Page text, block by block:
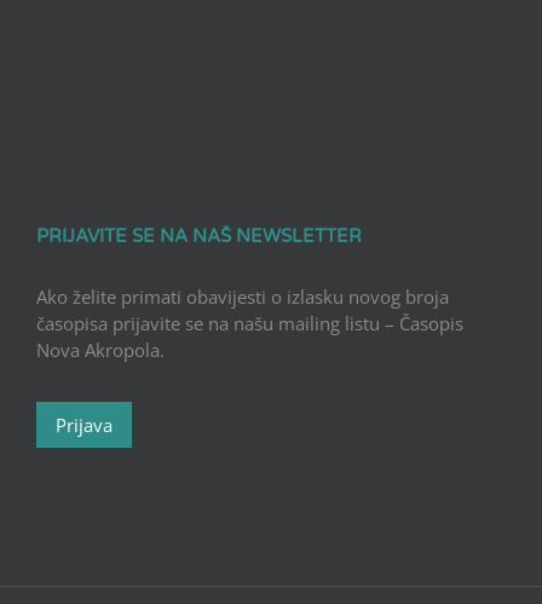
PRIJAVITE SE NA NAŠ NEWSLETTER
Ako želite primati obavijesti o izlasku novog broja
časopisa prijavite se na našu mailing listu – Časopis
Nova Akropola.
Prijava